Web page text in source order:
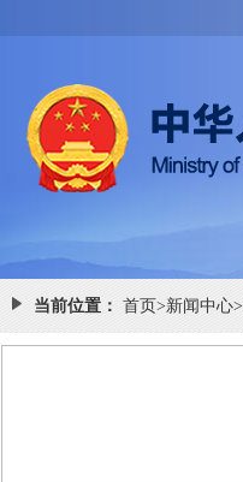
当前位置： 首页>新闻中心>